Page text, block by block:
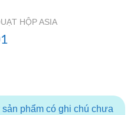
HỘP ASIA
phẩm có ghi chú chưa